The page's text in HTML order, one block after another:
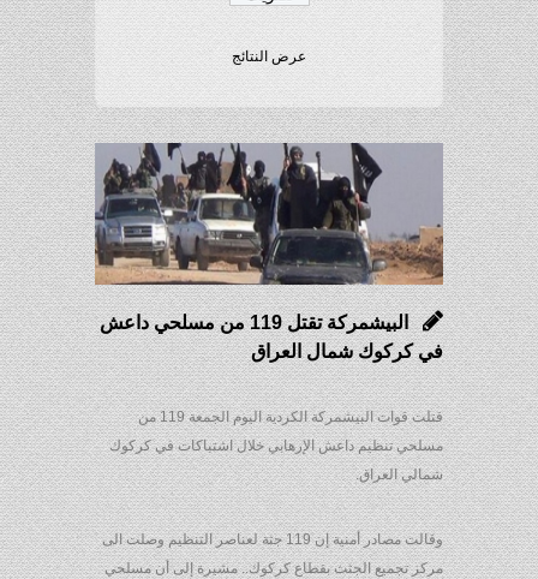
عرض النتائج
البيشمركة تقتل 119 من مسلحي داعش
في كركوك شمال العراق
قتلت قوات البيشمركة الكردية اليوم الجمعة 119 من
مسلحي تنظيم داعش الإرهابي خلال اشتباكات في كركوك
شمالي العراق.
وقالت مصادر أمنية إن 119 جثة لعناصر التنظيم وصلت الى
مركز تجميع الجثث بقطاع كركوك.. مشيرة إلى أن مسلحي